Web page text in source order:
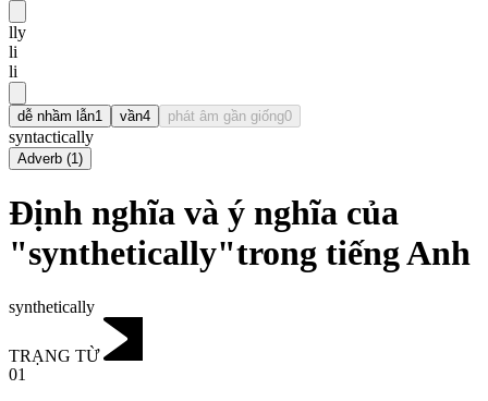
lly
li
li
dễ nhầm lẫn1 vần4 phát âm gần giống0
syntactically
Adverb (1)
Định nghĩa và ý nghĩa của
"synthetically"trong tiếng Anh
synthetically
TRẠNG TỪ
01